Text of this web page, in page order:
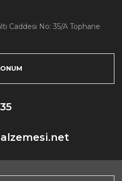
Caddesi No: 35/A Tophane